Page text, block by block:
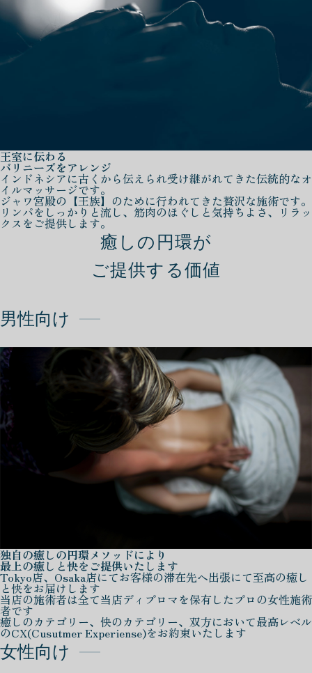
王室に伝わる
バリニーズをアレンジ
インドネシアに古くから伝えられ受け継がれてきた伝統的なオ
イルマッサージです。
ジャワ宮殿の【王族】のために行われてきた贅沢な施術です。
リンパをしっかりと流し、筋肉のほぐしと気持ちよさ、リラッ
クスをご提供します。
癒しの円環が
ご提供する価値
男性向け
独自の癒しの円環メソッドにより
最上の癒しと快をご提供いたします
Tokyo店、Osaka店にてお客様の滞在先へ出張にて至高の癒し
と快をお届けします
当店の施術者は全て当店ディプロマを保有したプロの女性施術
者です
癒しのカテゴリー、快のカテゴリー、双方において最高レベル
のCX(Cusutmer Experiense)をお約束いたします
女性向け